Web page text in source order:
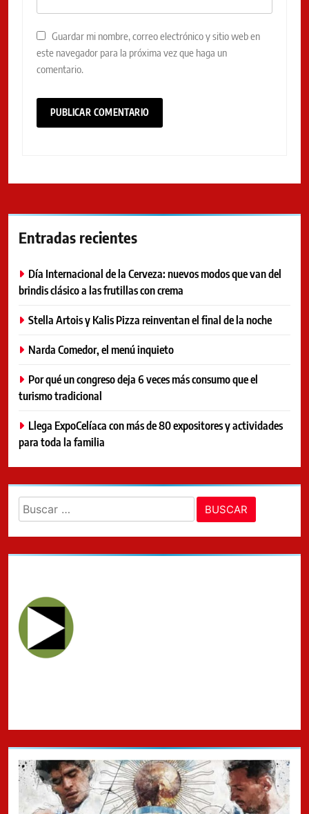
Guardar mi nombre, correo electrónico y sitio web en
este navegador para la próxima vez que haga un
comentario.
Entradas recientes
Día Internacional de la Cerveza: nuevos modos que van del
brindis clásico a las frutillas con crema
Stella Artois y Kalis Pizza reinventan el final de la noche
Narda Comedor, el menú inquieto
Por qué un congreso deja 6 veces más consumo que el
turismo tradicional
Llega ExpoCelíaca con más de 80 expositores y actividades
para toda la familia
Buscar: